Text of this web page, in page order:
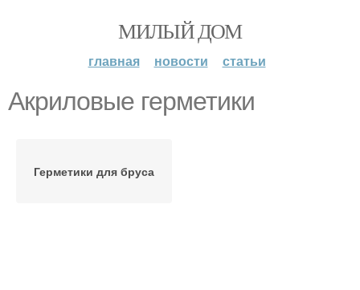
МИЛЫЙ ДОМ
главная новости статьи
Акриловые герметики
Герметики для бруса